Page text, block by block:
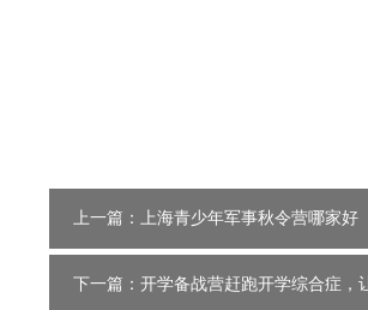
上一篇：上海青少年军事秋令营哪家好
下一篇：开学备战营赶跑开学综合症，